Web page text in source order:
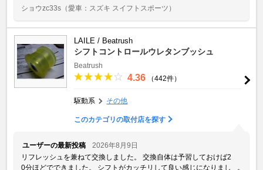
ショウzc33s （愛車：スズキ スイフトスポーツ）
LAILE / Beatrush
シフトコントロールウレタンブッシュ
Beatrush
4.36 （442件）
駆動系 その他
このカテゴリの取付店を探す
ユーザーの最新投稿
2026年8月9日
リフレッシュを兼ねて交換しました。 交換自体は予習しておけば2
0分ほどでできました。 シフトがカッチリして良い感じになりまし